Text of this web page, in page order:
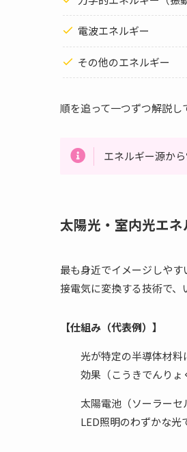
電波エネルギー
その他のエネルギー
順を追って一つずつ解説し
エネルギー源か
太陽光・室内光エ
最も身近でイメージしやす
接電気に変換する技術で、
【仕組み（代表例）】
光が特定の半導体材
効果（こうきでんりょ
太陽電池（ソーラー
LED照明のわずかな光